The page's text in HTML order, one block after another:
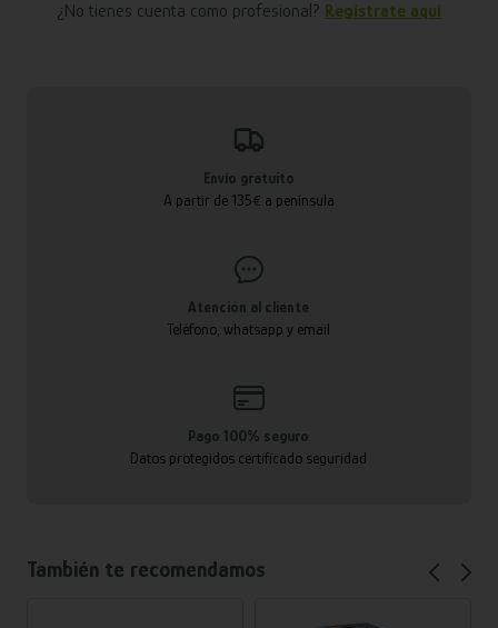
¿No tienes cuenta como profesional? Regístrate aquí
Envío gratuito
A partir de 135€ a península
Atención al cliente
Teléfono, whatsapp y email
Pago 100% seguro
Datos protegidos certificado seguridad
También te recomendamos